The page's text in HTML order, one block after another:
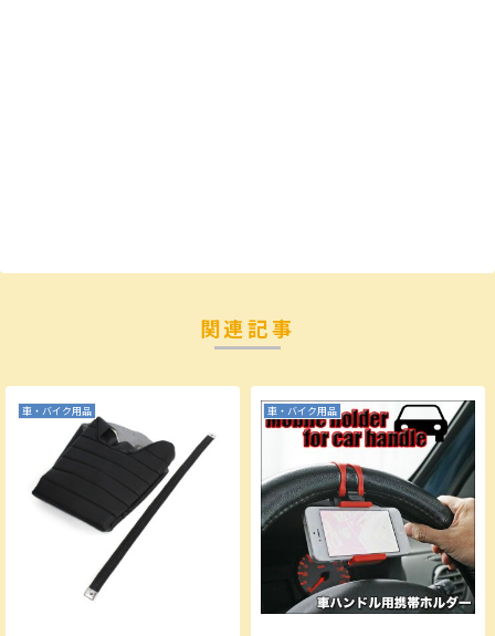
関連記事
車・バイク用品 車・バイク用品